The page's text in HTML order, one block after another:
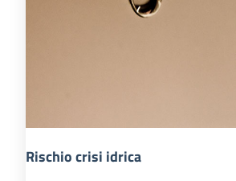
Rischio crisi idrica